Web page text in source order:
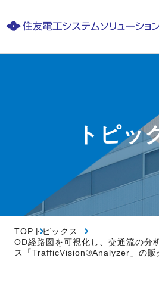
トピッ
TOP トピックス
OD経路図を可視化し、交通流の分
ス「TrafficVision®Analyzer」の販